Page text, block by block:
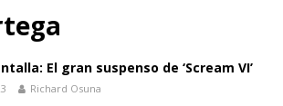
El gran suspenso de ‘Scream VI’
Richard Osuna